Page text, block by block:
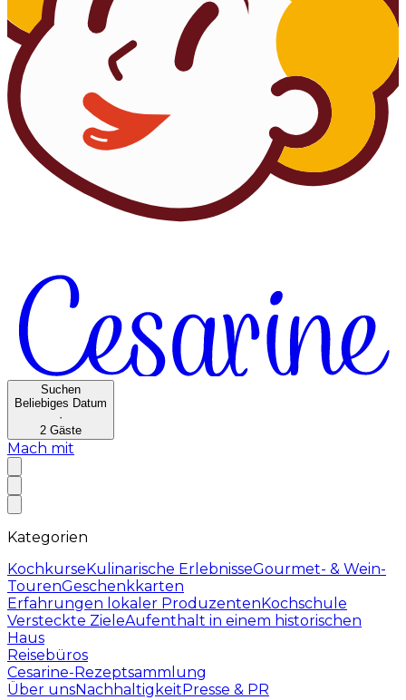
Suchen
Beliebiges Datum
·
2 Gäste
Mach mit
Kategorien
KochkurseKulinarische ErlebnisseGourmet- & Wein-
TourenGeschenkkarten
Erfahrungen lokaler ProduzentenKochschule
Versteckte ZieleAufenthalt in einem historischen
Haus
Reisebüros
Cesarine-Rezeptsammlung
Über unsNachhaltigkeitPresse & PR